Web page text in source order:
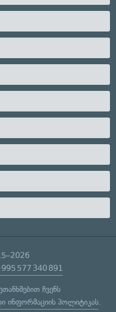
577 340 891
ჩვენს
ინფორმაციის პოლიტიკას.